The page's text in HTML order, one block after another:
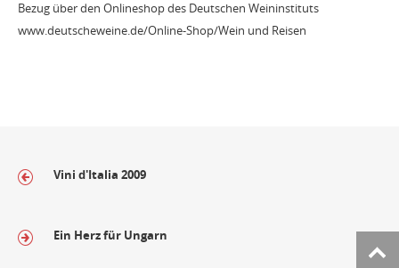
Bezug über den Onlineshop des Deutschen Weininstituts
www.deutscheweine.de/Online-Shop/Wein und Reisen
Vini d'Italia 2009
Ein Herz für Ungarn